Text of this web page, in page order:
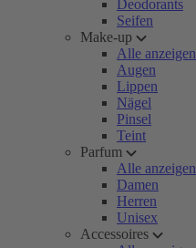
Deodorants
Seifen
Make-up
Alle anzeigen
Augen
Lippen
Nägel
Pinsel
Teint
Parfum
Alle anzeigen
Damen
Herren
Unisex
Accessoires